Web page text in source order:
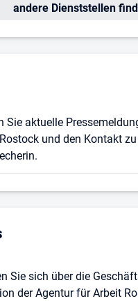
andere Dienststellen
Sie aktuelle
und den Kontakt
Sie sich über die
der Agentur für Arbeit